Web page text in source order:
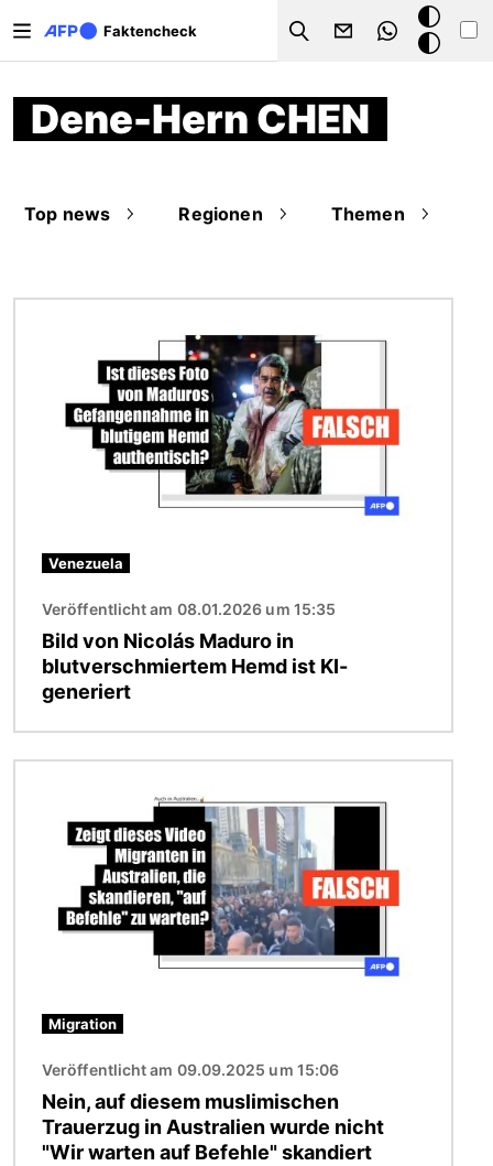
Faktencheck
Search
Dark
Mode
Dene-Hern CHEN
Top news Regionen Themen
Venezuela
Veröffentlicht am 08.01.2026 um 15:35
Bild von Nicolás Maduro in
blutverschmiertem Hemd ist KI-
generiert
Migration
Veröffentlicht am 09.09.2025 um 15:06
Nein, auf diesem muslimischen
Trauerzug in Australien wurde nicht
"Wir warten auf Befehle" skandiert